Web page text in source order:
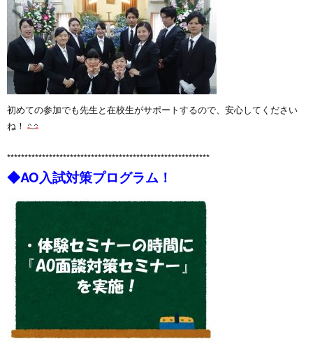
初めての参加でも先生と在校生がサポートするので、安心してください
ね！
**********************************************************
◆AO入試対策プログラム！